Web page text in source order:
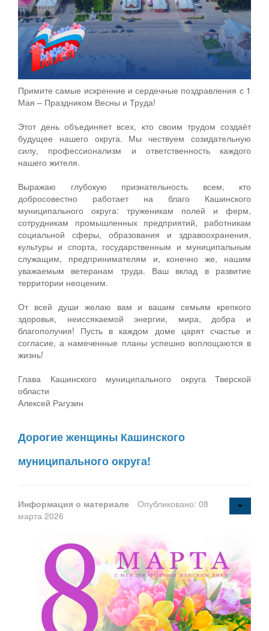
Примите самые искренние и сердечные поздравления с 1
Мая – Праздником Весны и Труда!
Этот день объединяет всех, кто своим трудом создаёт
будущее нашего округа. Мы чествуем созидательную
силу, профессионализм и ответственность каждого
нашего жителя.
Выражаю глубокую признательность всем, кто
добросовестно работает на благо Кашинского
муниципального округа: труженикам полей и ферм,
сотрудникам промышленных предприятий, работникам
социальной сферы, образования и здравоохранения,
культуры и спорта, государственным и муниципальным
служащим, предпринимателям и, конечно же, нашим
уважаемым ветеранам труда. Ваш вклад в развитие
территории неоценим.
От всей души желаю вам и вашим семьям крепкого
здоровья, неиссякаемой энергии, мира, добра и
благополучия! Пусть в каждом доме царят счастье и
согласие, а намеченные планы успешно воплощаются в
жизнь!
Глава Кашинского муниципального округа Тверской
области
Алексей Рагузин
Дорогие женщины Кашинского
муниципального округа!
Информация о материале
Опубликовано: 08
марта 2026